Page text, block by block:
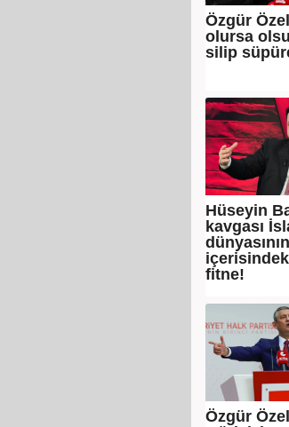
Özgür
olursa
silip
Hüseyin
kavgası
dünyasının
fitne!
Özgür